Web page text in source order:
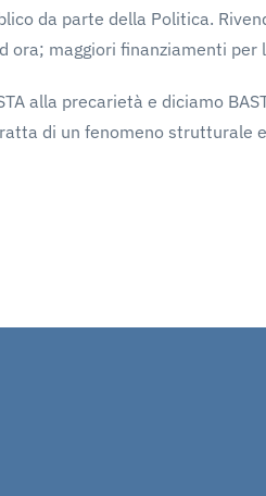
da parte della Politica.
ora; maggiori finanziamenti per
alla precarietà e diciamo
di un fenomeno strutturale